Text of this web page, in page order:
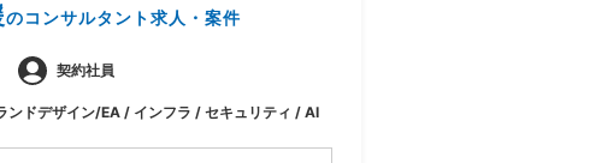
のコンサルタント求人・案件
契約社員
ドデザイン/EA / インフラ / セキュリティ / AI